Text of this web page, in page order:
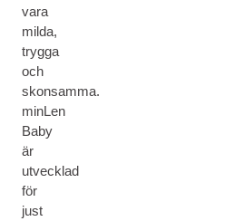
vara
milda,
trygga
och
skonsamma.
minLen
Baby
är
utvecklad
för
just